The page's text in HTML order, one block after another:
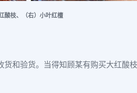
酸枝、（右）小叶红檀
和验货。当得知顾某有购买大红酸